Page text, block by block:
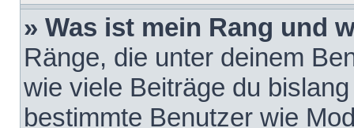
» Was ist mein Rang und
Ränge, die unter deinem
wie viele Beiträge du
bestimmte Benutzer wie